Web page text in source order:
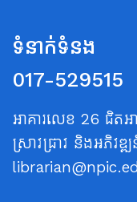
ទំនាក់ទំនង
017-529515
អាគារលេខ 26 ជិតអ
ស្រាវជ្រាវ និងអភិវឌ្ឍ